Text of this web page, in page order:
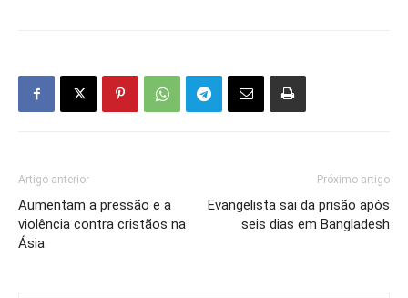
Artigo anterior
Aumentam a pressão e a
violência contra cristãos na
Ásia
Próximo artigo
Evangelista sai da prisão após
seis dias em Bangladesh